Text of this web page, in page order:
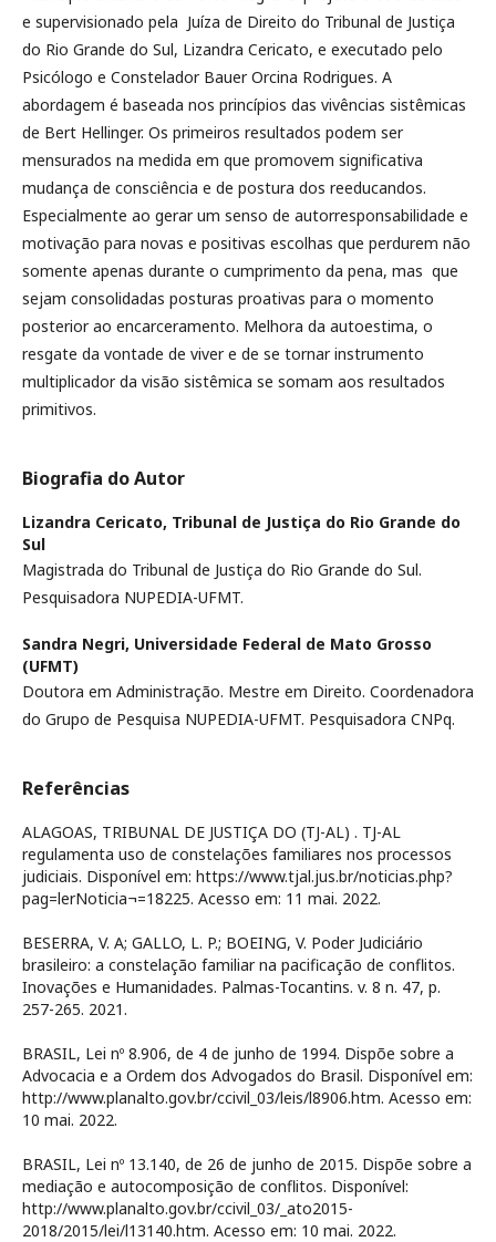
e supervisionado pela Juíza de Direito do Tribunal de Justiça
do Rio Grande do Sul, Lizandra Cericato, e executado pelo
Psicólogo e Constelador Bauer Orcina Rodrigues. A
abordagem é baseada nos princípios das vivências sistêmicas
de Bert Hellinger. Os primeiros resultados podem ser
mensurados na medida em que promovem significativa
mudança de consciência e de postura dos reeducandos.
Especialmente ao gerar um senso de autorresponsabilidade e
motivação para novas e positivas escolhas que perdurem não
somente apenas durante o cumprimento da pena, mas que
sejam consolidadas posturas proativas para o momento
posterior ao encarceramento. Melhora da autoestima, o
resgate da vontade de viver e de se tornar instrumento
multiplicador da visão sistêmica se somam aos resultados
primitivos.
Biografia do Autor
Lizandra Cericato, Tribunal de Justiça do Rio Grande do
Sul
Magistrada do Tribunal de Justiça do Rio Grande do Sul.
Pesquisadora NUPEDIA-UFMT.
Sandra Negri, Universidade Federal de Mato Grosso
(UFMT)
Doutora em Administração. Mestre em Direito. Coordenadora
do Grupo de Pesquisa NUPEDIA-UFMT. Pesquisadora CNPq.
Referências
ALAGOAS, TRIBUNAL DE JUSTIÇA DO (TJ-AL) . TJ-AL
regulamenta uso de constelações familiares nos processos
judiciais. Disponível em: https://www.tjal.jus.br/noticias.php?
pag=lerNoticia¬=18225. Acesso em: 11 mai. 2022.
BESERRA, V. A; GALLO, L. P.; BOEING, V. Poder Judiciário
brasileiro: a constelação familiar na pacificação de conflitos.
Inovações e Humanidades. Palmas-Tocantins. v. 8 n. 47, p.
257-265. 2021.
BRASIL, Lei nº 8.906, de 4 de junho de 1994. Dispõe sobre a
Advocacia e a Ordem dos Advogados do Brasil. Disponível em:
http://www.planalto.gov.br/ccivil_03/leis/l8906.htm. Acesso em:
10 mai. 2022.
BRASIL, Lei nº 13.140, de 26 de junho de 2015. Dispõe sobre a
mediação e autocomposição de conflitos. Disponível:
http://www.planalto.gov.br/ccivil_03/_ato2015-
2018/2015/lei/l13140.htm. Acesso em: 10 mai. 2022.